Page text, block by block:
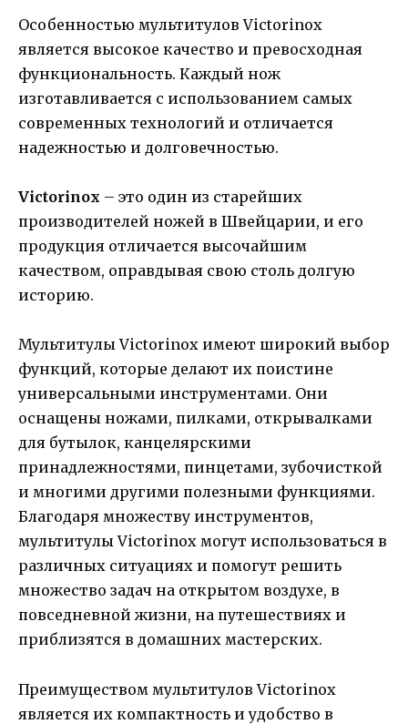
Особенностью мультитулов Victorinox
является высокое качество и превосходная
функциональность. Каждый нож
изготавливается с использованием самых
современных технологий и отличается
надежностью и долговечностью.
Victorinox – это один из старейших
производителей ножей в Швейцарии, и его
продукция отличается высочайшим
качеством, оправдывая свою столь долгую
историю.
Мультитулы Victorinox имеют широкий выбор
функций, которые делают их поистине
универсальными инструментами. Они
оснащены ножами, пилками, открывалками
для бутылок, канцелярскими
принадлежностями, пинцетами, зубочисткой
и многими другими полезными функциями.
Благодаря множеству инструментов,
мультитулы Victorinox могут использоваться в
различных ситуациях и помогут решить
множество задач на открытом воздухе, в
повседневной жизни, на путешествиях и
приблизятся в домашних мастерских.
Преимуществом мультитулов Victorinox
является их компактность и удобство в